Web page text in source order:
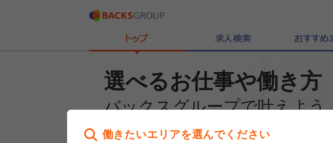
選べるお仕事や働き方
バックスグループで叶えよう
働きたいエリアを選んでください